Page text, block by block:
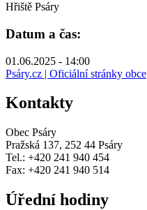
Hřiště Psáry
Datum a čas:
01.06.2025 - 14:00
Psáry.cz | Oficiální stránky obce
Kontakty
Obec Psáry
Pražská 137, 252 44 Psáry
Tel.: +420 241 940 454
Fax: +420 241 940 514
Úřední hodiny